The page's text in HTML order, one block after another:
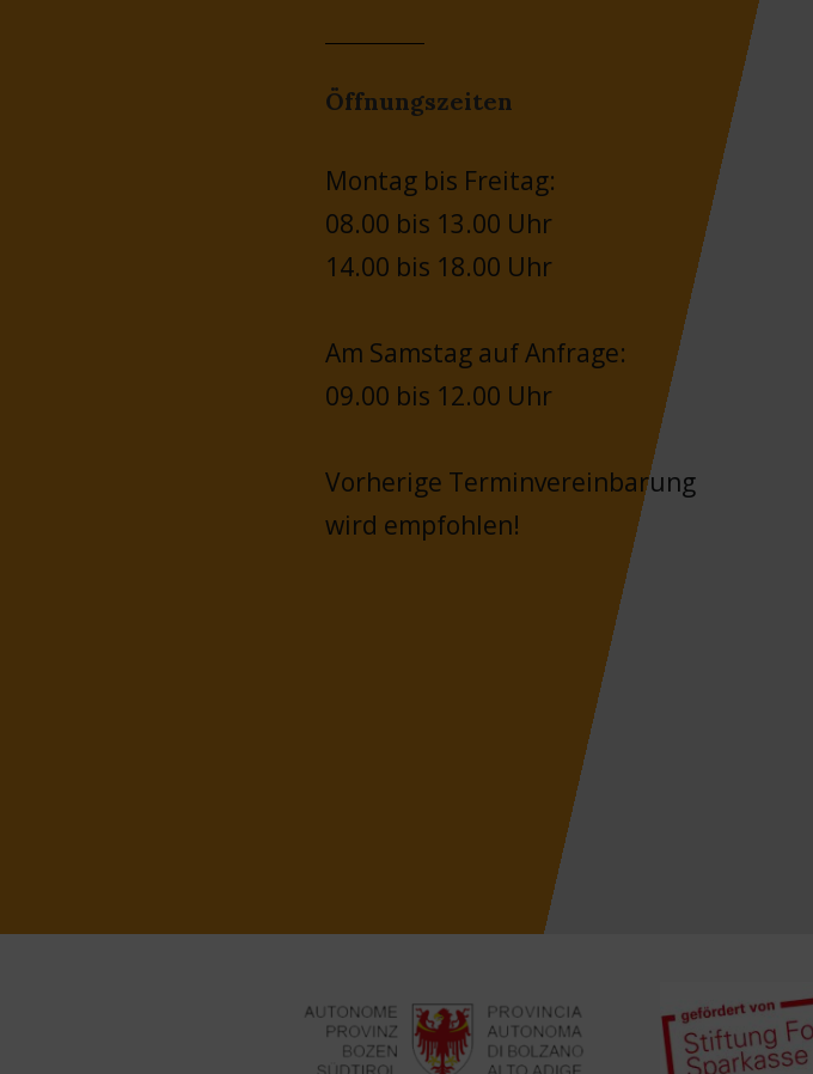
Öffnungszeiten
Montag bis Freitag:
08.00 bis 13.00 Uhr
14.00 bis 18.00 Uhr
Am Samstag auf Anfrage:
09.00 bis 12.00 Uhr
Vorherige Terminvereinbarung
wird empfohlen!